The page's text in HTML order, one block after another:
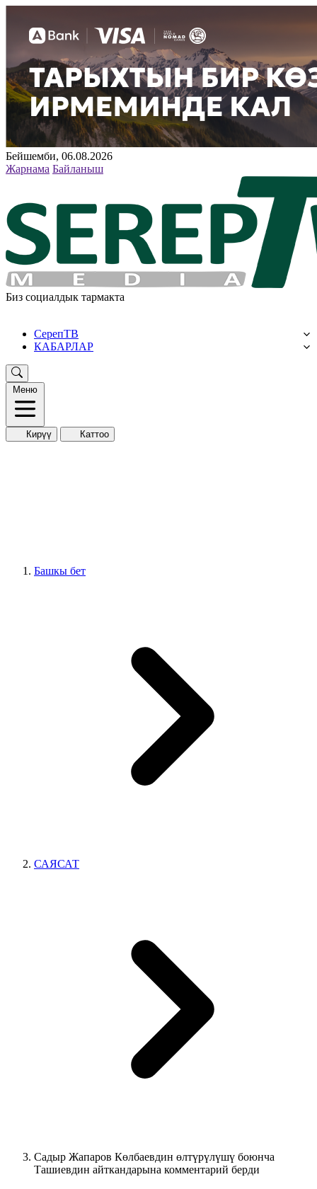
Бейшемби, 06.08.2026
Жарнама Байланыш
Биз социалдык тармакта
СерепТВ
КАБАРЛАР
Меню
Кирүү Каттоо
Башкы бет
САЯСАТ
Садыр Жапаров Көлбаевдин өлтүрүлүшү боюнча
Ташиевдин айткандарына комментарий берди